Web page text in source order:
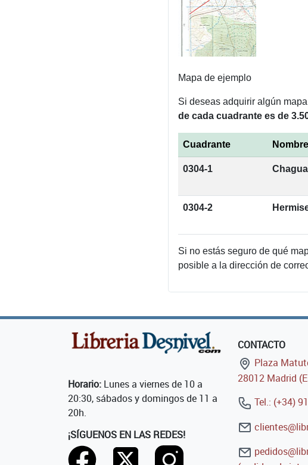
Mapa de ejemplo
Si deseas adquirir algún
de cada cuadrante es de
Cuadrante Nombre
0304-1
0304-2
Si no estás seguro de qué
posible a la dirección de
Horario: Lunes a viernes de 10 a
20:30, sábados y domingos de 11 a
20h.
¡SÍGUENOS EN LAS REDES!
CONTACTO
Plaza
28012 Madrid
Tel.: (+34)